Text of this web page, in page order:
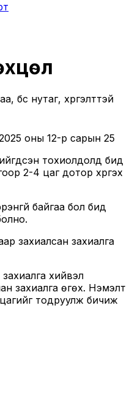
бүс нутаг, хүргэлттэй
оны 12-р сарын 25
тохиолдолд бид
2-4 цаг дотор хүргэх
байгаа бол бид
захиалсан захиалга
захиалга хийвэл
захиалга өгөх. Нэмэлт
тодруулж бичиж